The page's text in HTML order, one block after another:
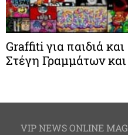
Graffiti για παιδιά
Στέγη Γραμμάτων
VIP NEWS ONLINE